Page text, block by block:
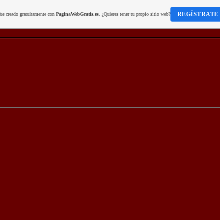
creado gratuitamente con PaginaWebGratis.es. ¿Quieres tener tu propio sitio web? REGÍSTRATE